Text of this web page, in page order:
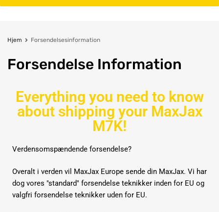
Hjem Forsendelsesinformation
Forsendelse Information
Everything you need to know
about shipping your MaxJax
M7K!
Verdensomspændende forsendelse?
Overalt i verden vil MaxJax Europe sende din MaxJax. Vi har
dog vores "standard" forsendelse teknikker inden for EU og
valgfri forsendelse teknikker uden for EU.